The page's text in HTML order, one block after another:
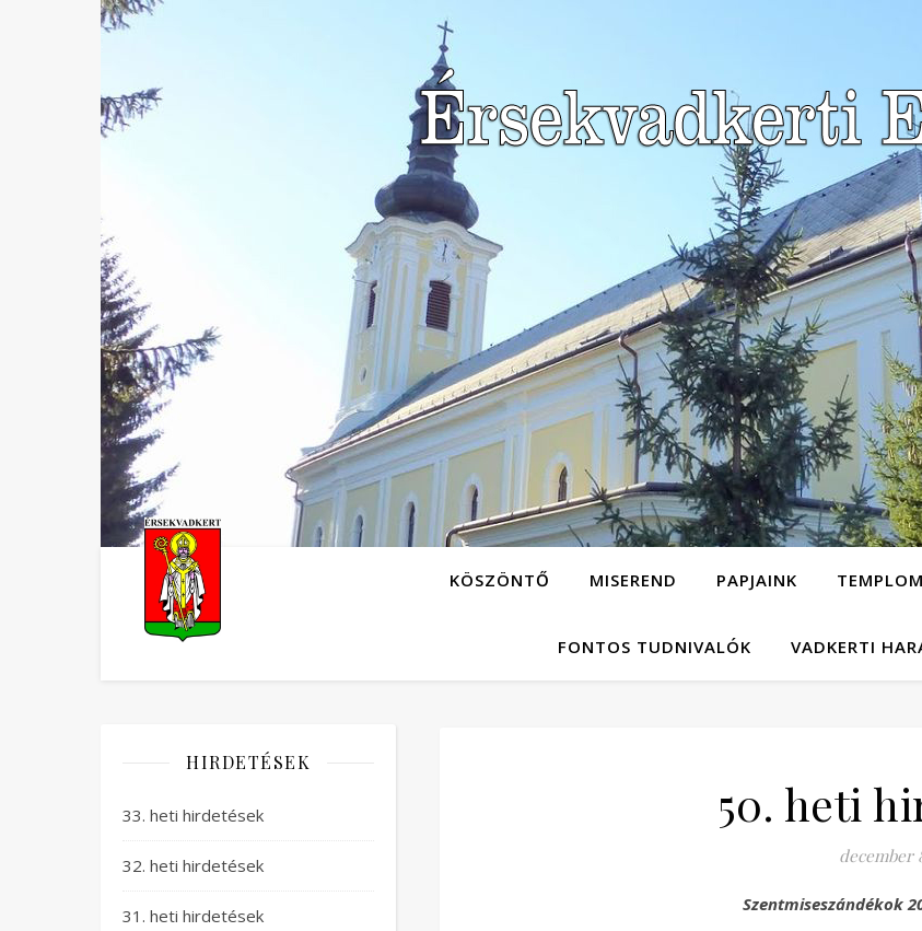
KÖSZÖNTŐ MISEREND PAPJAINK
FONTOS TUDNIVALÓK VADKERTI
HIRDETÉSEK
33. heti hirdetések
32. heti hirdetések
31. heti hirdetések
50. heti
december
Szentmiseszándékok